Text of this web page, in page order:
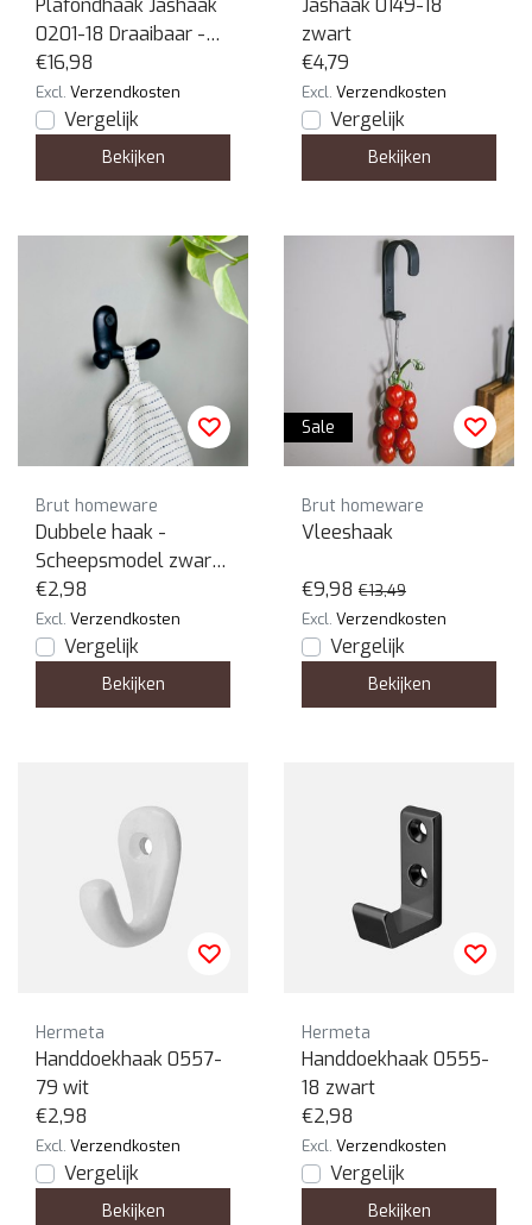
Plafondhaak Jashaak
0201-18 Draaibaar -
Zwart
€16,98
Excl. Verzendkosten
Vergelijk
Bekijken
Jashaak 0149-18
zwart
€4,79
Excl. Verzendkosten
Vergelijk
Bekijken
Brut homeware
Dubbele haak -
Scheepsmodel zwart
- garderobehaak
€2,98
Excl. Verzendkosten
Vergelijk
Bekijken
Sale
Brut homeware
Vleeshaak
€9,98 €13,49
Excl. Verzendkosten
Vergelijk
Bekijken
Hermeta
Handdoekhaak 0557-
79 wit
€2,98
Excl. Verzendkosten
Vergelijk
Bekijken
Hermeta
Handdoekhaak 0555-
18 zwart
€2,98
Excl. Verzendkosten
Vergelijk
Bekijken